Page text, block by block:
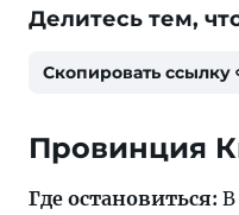
Делитесь тем,
Скопировать ссылку
Провинция
Где остановиться: В